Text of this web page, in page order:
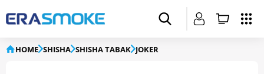
HOME SHISHA SHISHA TABAK JOKER